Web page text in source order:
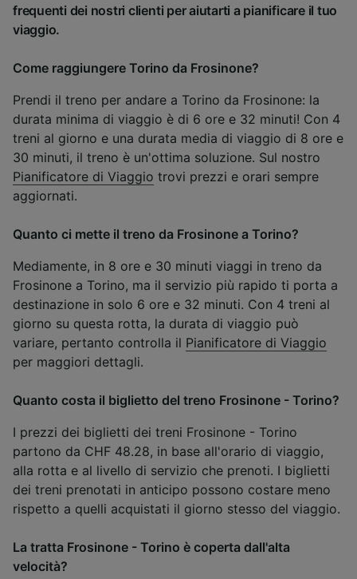
frequenti dei nostri clienti per aiutarti a pianificare il tuo
viaggio.
Come raggiungere Torino da Frosinone?
Prendi il treno per andare a Torino da Frosinone: la
durata minima di viaggio è di 6 ore e 32 minuti! Con 4
treni al giorno e una durata media di viaggio di 8 ore e
30 minuti, il treno è un'ottima soluzione. Sul nostro
Pianificatore di Viaggio trovi prezzi e orari sempre
aggiornati.
Quanto ci mette il treno da Frosinone a Torino?
Mediamente, in 8 ore e 30 minuti viaggi in treno da
Frosinone a Torino, ma il servizio più rapido ti porta a
destinazione in solo 6 ore e 32 minuti. Con 4 treni al
giorno su questa rotta, la durata di viaggio può
variare, pertanto controlla il Pianificatore di Viaggio
per maggiori dettagli.
Quanto costa il biglietto del treno Frosinone - Torino?
I prezzi dei biglietti dei treni Frosinone - Torino
partono da CHF 48.28, in base all'orario di viaggio,
alla rotta e al livello di servizio che prenoti. I biglietti
dei treni prenotati in anticipo possono costare meno
rispetto a quelli acquistati il giorno stesso del viaggio.
La tratta Frosinone - Torino è coperta dall'alta
velocità?